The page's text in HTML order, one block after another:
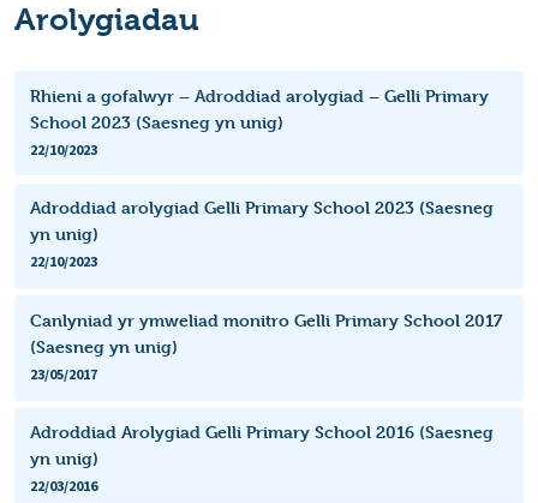
Arolygiadau
Rhieni a gofalwyr – Adroddiad arolygiad – Gelli Primary
School 2023 (Saesneg yn unig)
22/10/2023
Adroddiad arolygiad Gelli Primary School 2023 (Saesneg
yn unig)
22/10/2023
Canlyniad yr ymweliad monitro Gelli Primary School 2017
(Saesneg yn unig)
23/05/2017
Adroddiad Arolygiad Gelli Primary School 2016 (Saesneg
yn unig)
22/03/2016